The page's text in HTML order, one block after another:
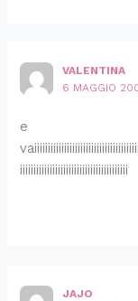
VALENTINA
6 MAGGIO
e
iiiiiiiiiiiiiiiiiiiiiiiiiiiiiiiiiiiiiiii
JAJO